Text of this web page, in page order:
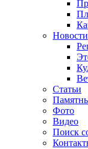
Новости
Статьи
Фото
Видео
Поиск